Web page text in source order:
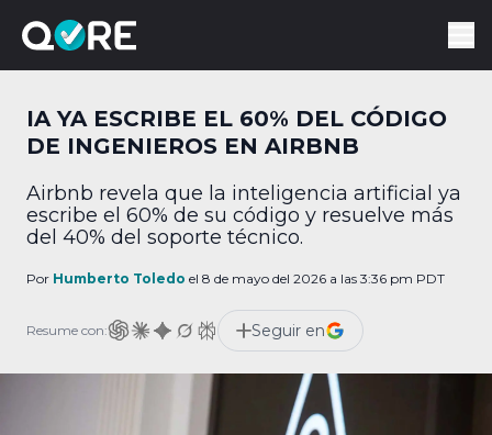
IA YA ESCRIBE EL 60% DEL CÓDIGO
DE INGENIEROS EN AIRBNB
Airbnb revela que la inteligencia artificial ya
escribe el 60% de su código y resuelve más
del 40% del soporte técnico.
Por Humberto Toledo el 8 de mayo del 2026 a las 3:36 pm PDT
Resume con: Seguir en